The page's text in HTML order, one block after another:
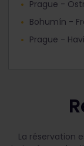
Prague -
Bohumín -
Prague -
La réservation